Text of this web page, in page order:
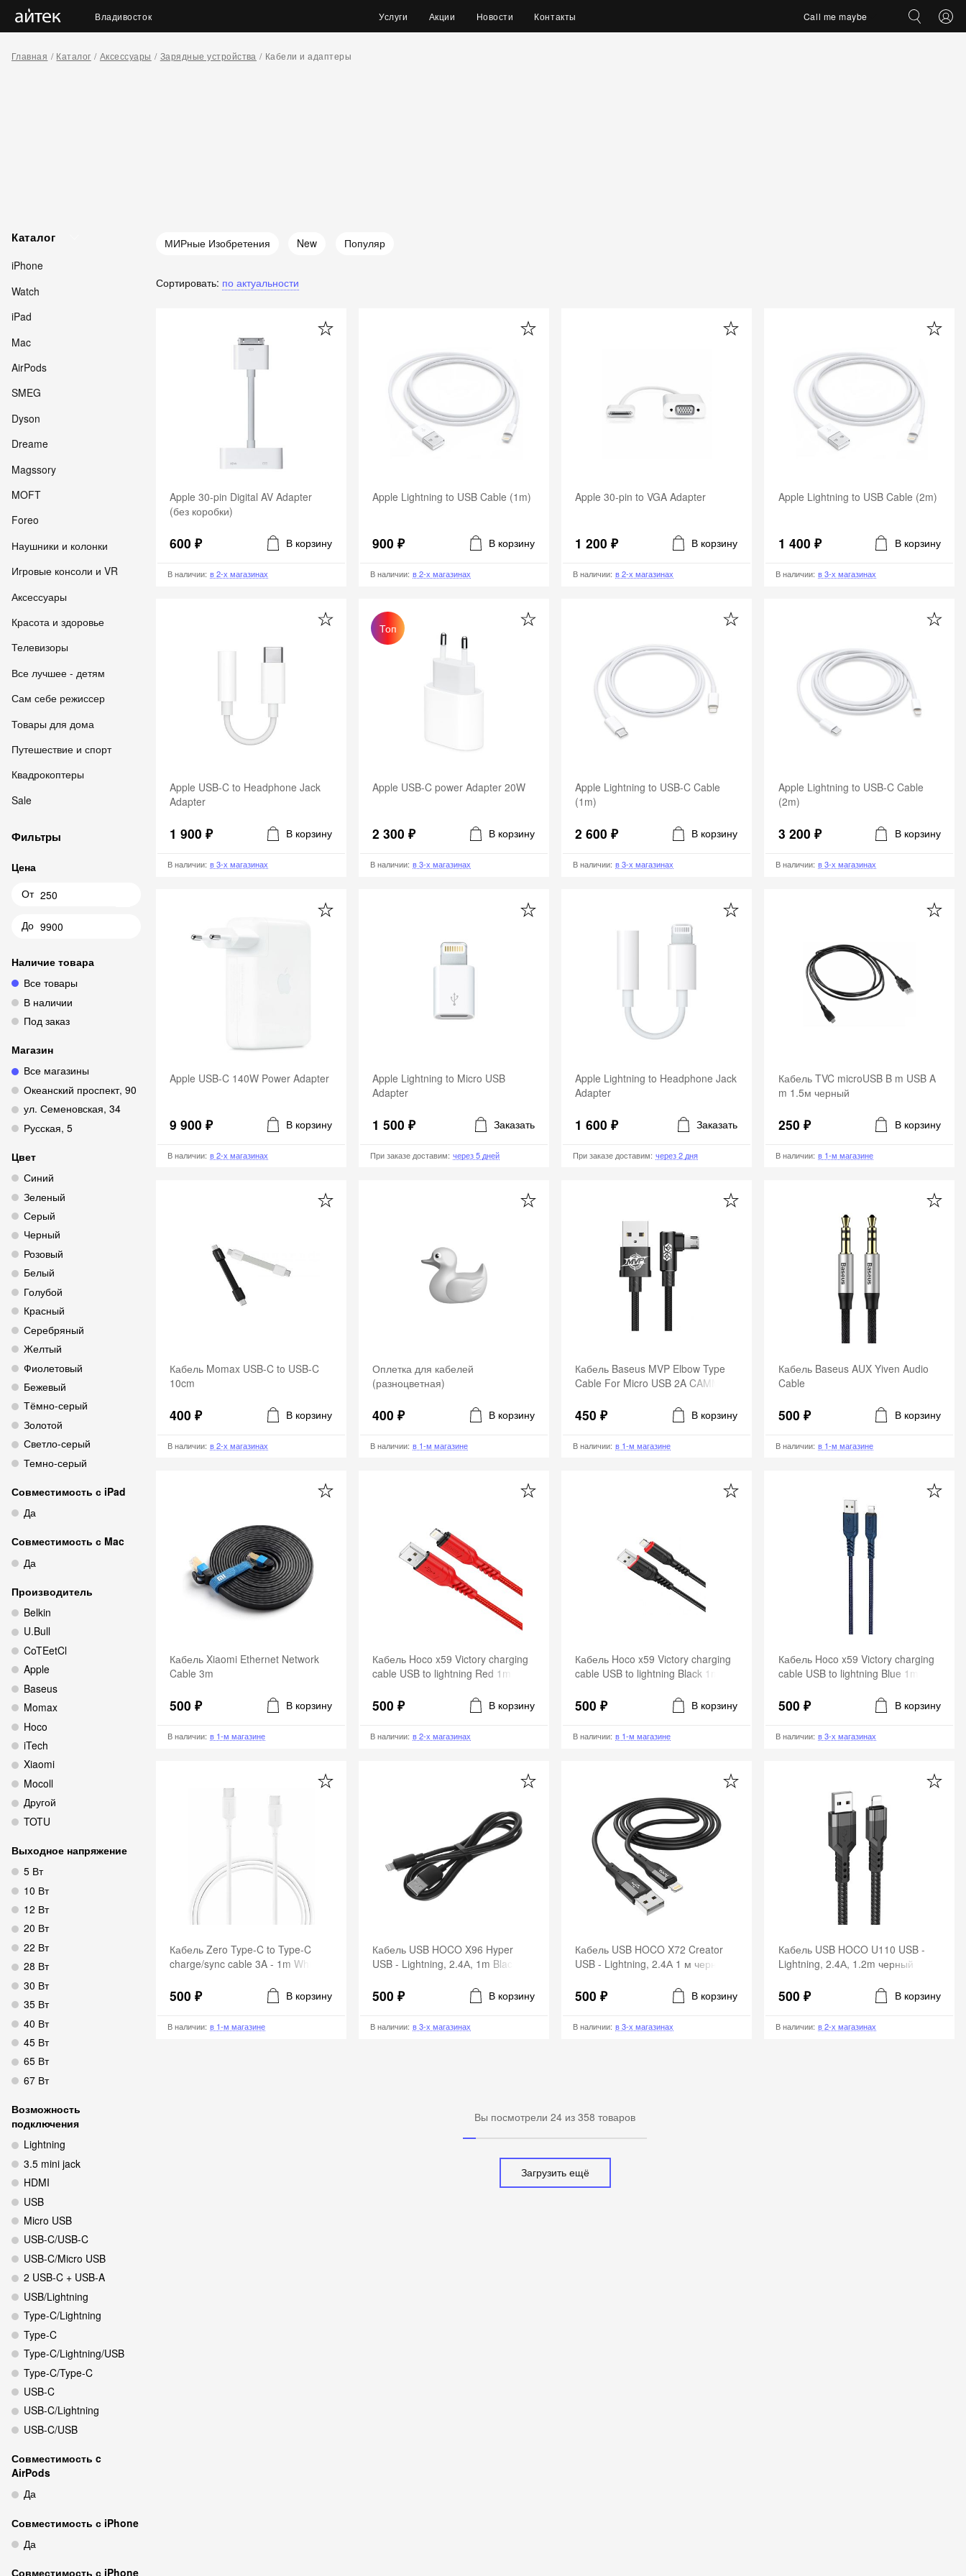
Владивосток Услуги Акции Новости Контакты Call me maybe
Главная Каталог Аксессуары Зарядные устройства Кабели и адаптеры
Каталог
iPhone
Watch
iPad
Mac
AirPods
SMEG
Dyson
Dreame
Magssory
MOFT
Foreo
Наушники и колонки
Игровые консоли и VR
Аксессуары
Красота и здоровье
Телевизоры
Все лучшее - детям
Сам себе режиссер
Товары для дома
Путешествие и спорт
Квадрокоптеры
Sale
Фильтры
Цена
От
До
Наличие товара
Все товары
В наличии
Под заказ
Магазин
Все магазины
Океанский проспект, 90
ул. Семеновская, 34
Русская, 5
Цвет
Синий
Зеленый
Серый
Черный
Розовый
Белый
Голубой
Красный
Серебряный
Желтый
Фиолетовый
Бежевый
Тёмно-серый
Золотой
Светло-серый
Темно-серый
Совместимость с iPad
Да
Совместимость с Mac
Да
Производитель
Belkin
U.Bull
CoTEetCl
Apple
Baseus
Momax
Hoco
iTech
Xiaomi
Mocoll
Другой
TOTU
Выходное напряжение
5 Вт
10 Вт
12 Вт
20 Вт
22 Вт
28 Вт
30 Вт
35 Вт
40 Вт
45 Вт
65 Вт
67 Вт
Возможность
подключения
Lightning
3.5 mini jack
HDMI
USB
Micro USB
USB-C/USB-C
USB-C/Micro USB
2 USB-C + USB-A
USB/Lightning
Type-C/Lightning
Type-C
Type-C/Lightning/USB
Type-C/Type-C
USB-C
USB-C/Lightning
USB-C/USB
Совместимость c
AirPods
Да
Совместимость с iPhone
Да
Совместимость с iPhone
МИРные Изобретения New Популяр
Сортировать: по актуальности
Apple 30-pin Digital AV Adapter
(без коробки)
600 ₽ В корзину
В наличии: в 2-х магазинах
Apple Lightning to USB Cable (1m)
900 ₽ В корзину
В наличии: в 2-х магазинах
Apple 30-pin to VGA Adapter
1 200 ₽ В корзину
В наличии: в 2-х магазинах
Apple Lightning to USB Cable (2m)
1 400 ₽ В корзину
В наличии: в 3-х магазинах
Apple USB-C to Headphone Jack
Adapter
1 900 ₽ В корзину
В наличии: в 3-х магазинах
Топ
Apple USB-C power Adapter 20W
2 300 ₽ В корзину
В наличии: в 3-х магазинах
Apple Lightning to USB-C Cable
(1m)
2 600 ₽ В корзину
В наличии: в 3-х магазинах
Apple Lightning to USB-C Cable
(2m)
3 200 ₽ В корзину
В наличии: в 3-х магазинах
Apple USB-C 140W Power Adapter
9 900 ₽ В корзину
В наличии: в 2-х магазинах
Apple Lightning to Micro USB
Adapter
1 500 ₽ Заказать
При заказе доставим: через 5 дней
Apple Lightning to Headphone Jack
Adapter
1 600 ₽ Заказать
При заказе доставим: через 2 дня
Кабель TVC microUSB B m USB A
m 1.5м черный
250 ₽ В корзину
В наличии: в 1-м магазине
Кабель Momax USB-C to USB-C
10cm
400 ₽ В корзину
В наличии: в 2-х магазинах
Оплетка для кабелей
(разноцветная)
400 ₽ В корзину
В наличии: в 1-м магазине
Кабель Baseus MVP Elbow Type
Cable For Micro USB 2A CAMMVP-
450 ₽ В корзину
В наличии: в 1-м магазине
Кабель Baseus AUX Yiven Audio
Cable
500 ₽ В корзину
В наличии: в 1-м магазине
Кабель Xiaomi Ethernet Network
Cable 3m
500 ₽ В корзину
В наличии: в 1-м магазине
Кабель Hoco x59 Victory charging
cable USB to lightning Red 1m
500 ₽ В корзину
В наличии: в 2-х магазинах
Кабель Hoco x59 Victory charging
cable USB to lightning Black 1m
500 ₽ В корзину
В наличии: в 1-м магазине
Кабель Hoco x59 Victory charging
cable USB to lightning Blue 1m
500 ₽ В корзину
В наличии: в 3-х магазинах
Кабель Zero Type-C to Type-C
charge/sync cable 3A - 1m White
500 ₽ В корзину
В наличии: в 1-м магазине
Кабель USB HOCO X96 Hyper
USB - Lightning, 2.4А, 1m Black
500 ₽ В корзину
В наличии: в 3-х магазинах
Кабель USB HOCO X72 Creator
USB - Lightning, 2.4А 1 м черный
500 ₽ В корзину
В наличии: в 3-х магазинах
Кабель USB HOCO U110 USB -
Lightning, 2.4А, 1.2m черный
500 ₽ В корзину
В наличии: в 2-х магазинах
Вы посмотрели24 из358 товаров
Загрузить ещё